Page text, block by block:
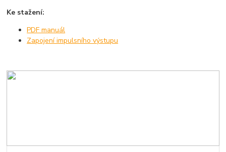
Ke stažení:
PDF manuál
Zapojení impulsního výstupu